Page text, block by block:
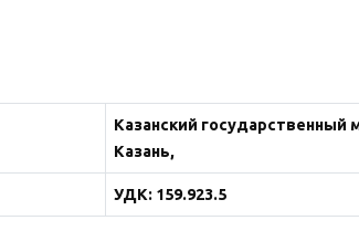
Казанский государственный
Казань,
УДК: 159.923.5